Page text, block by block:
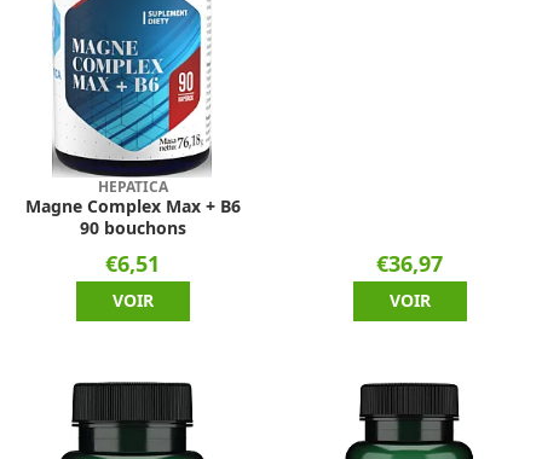
HEPATICA
Magne Complex Max + B6
90 bouchons
€6,51
VOIR
€36,97
VOIR